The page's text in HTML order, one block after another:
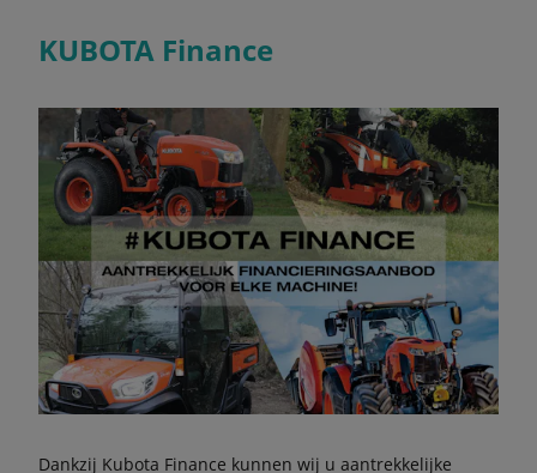
KUBOTA Finance
Dankzij Kubota Finance kunnen wij u aantrekkelijke